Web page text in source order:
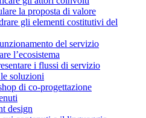
la proposta di valore
gli elementi costitutivi del
del servizio
l’ecosistema
i flussi di servizio
soluzioni
di co-progettazione
design